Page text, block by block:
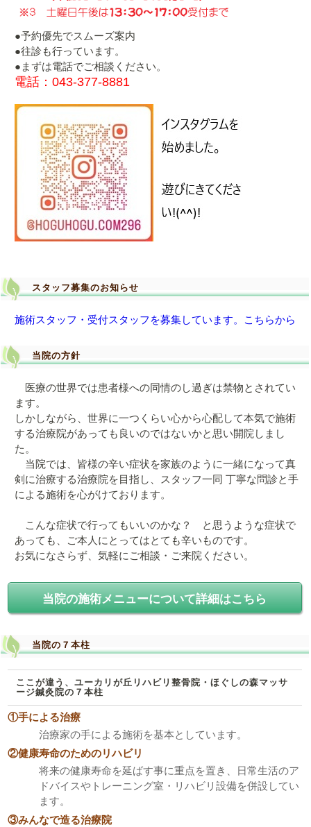
●予約優先でスムーズ案内
●往診も行っています。
●まずは電話でご相談ください。
電話：043-377-8881
スタッフ募集のお知らせ
施術スタッフ・受付スタッフを募集しています。こちらから
当院の方針
医療の世界では患者様への同情のし過ぎは禁物とされてい
ます。
しかしながら、世界に一つくらい心から心配して本気で施術
する治療院があっても良いのではないかと思い開院しまし
た。
当院では、皆様の辛い症状を家族のように一緒になって真
剣に治療する治療院を目指し、スタッフ一同 丁寧な問診と手
による施術を心がけております。
こんな症状で行ってもいいのかな？ と思うような症状で
あっても、ご本人にとってはとても辛いものです。
お気になさらず、気軽にご相談・ご来院ください。
当院の施術メニューについて詳細はこちら
当院の７本柱
ここが違う、ユーカリが丘リハビリ整骨院・ほぐしの森マッサ
ージ鍼灸院の７本柱
①手による治療
治療家の手による施術を基本としています。
②健康寿命のためのリハビリ
将来の健康寿命を延ばす事に重点を置き、日常生活のア
ドバイスやトレーニング室・リハビリ設備を併設してい
ます。
③みんなで造る治療院